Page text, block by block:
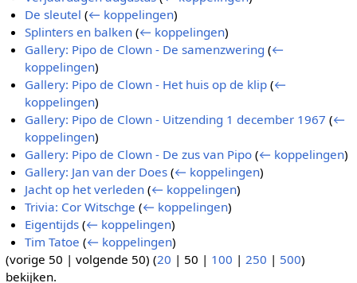
De sleutel (← koppelingen)
Splinters en balken (← koppelingen)
Gallery: Pipo de Clown - De samenzwering (←
koppelingen)
Gallery: Pipo de Clown - Het huis op de klip (←
koppelingen)
Gallery: Pipo de Clown - Uitzending 1 december 1967 (←
koppelingen)
Gallery: Pipo de Clown - De zus van Pipo (← koppelingen)
Gallery: Jan van der Does (← koppelingen)
Jacht op het verleden (← koppelingen)
Trivia: Cor Witschge (← koppelingen)
Eigentijds (← koppelingen)
Tim Tatoe (← koppelingen)
(vorige 50 | volgende 50) (20 | 50 | 100 | 250 | 500)
bekijken.